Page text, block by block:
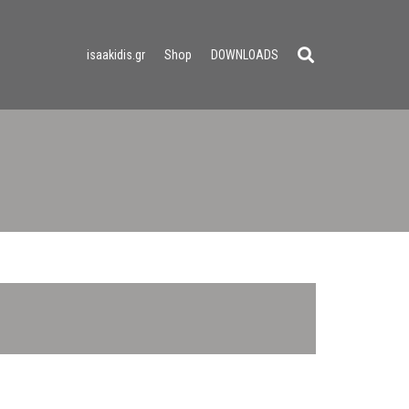
isaakidis.gr Shop DOWNLOADS